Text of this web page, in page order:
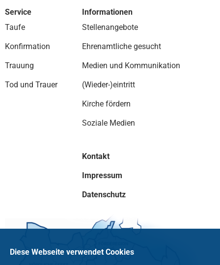
Service
Taufe
Konfirmation
Trauung
Tod und Trauer
Informationen
Stellenangebote
Ehrenamtliche gesucht
Medien und Kommunikation
(Wieder-)eintritt
Kirche fördern
Soziale Medien
Kontakt
Impressum
Datenschutz
Diese Webseite verwendet Cookies